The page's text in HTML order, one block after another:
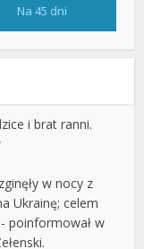
Na 45 dni
i brat ranni.
w nocy z
Ukrainę; celem
poinformował w